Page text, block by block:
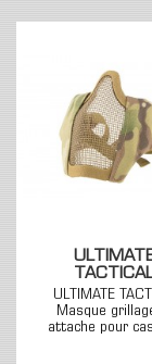
ULTIMATE
Masque
attache pour